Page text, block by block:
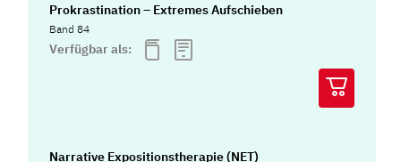
Prokrastination – Extremes Aufschieben
Band 84
Verfügbar als:
Narrative Expositionstherapie (NET)